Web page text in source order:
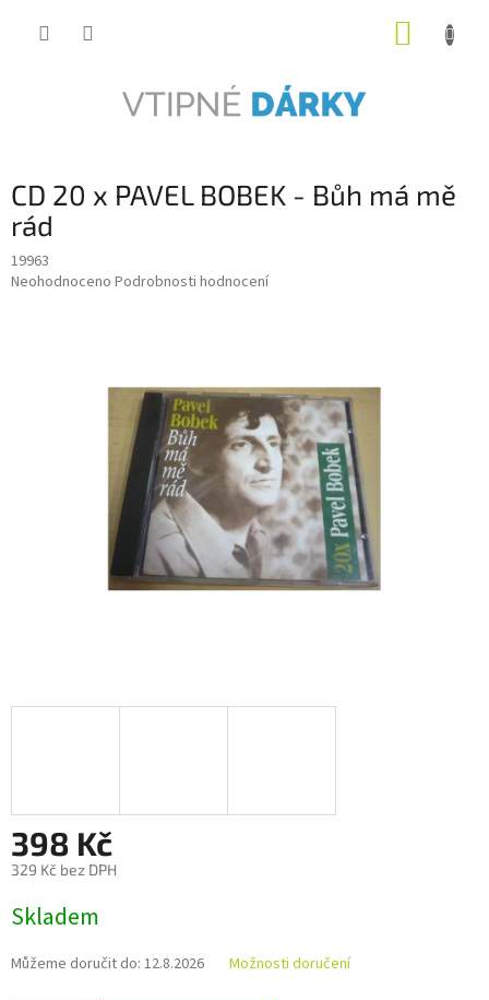
CD 20 x PAVEL BOBEK - Bůh má mě
rád
19963
Průměrné
Neohodnoceno Podrobnosti hodnocení
398 Kč
329 Kč bez DPH
cena:
Skladem
Můžeme doručit do: 12.8.2026 Možnosti doručení